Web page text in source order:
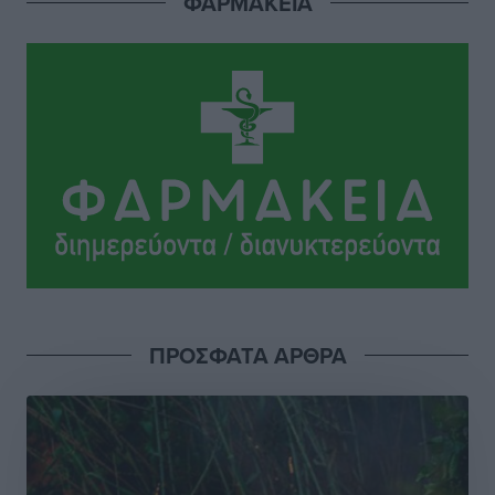
Γ. Χατζημάρκος: “Δύο μεγάλες δεσμεύσεις
Γεωργιάδη” – Κίνητρα για τους γιατρούς των νησιών
και συνεργασία Ρόδου με το Αττικόν για το
Ακτινοθεραπευτικό
Τοπικές Ειδήσεις• πριν 14 ώρες
Συνελήφθησαν έξι άτομα για ηχορύπανση από
ΠΡΟΣΦΑΤΑ ΑΡΘΡΑ